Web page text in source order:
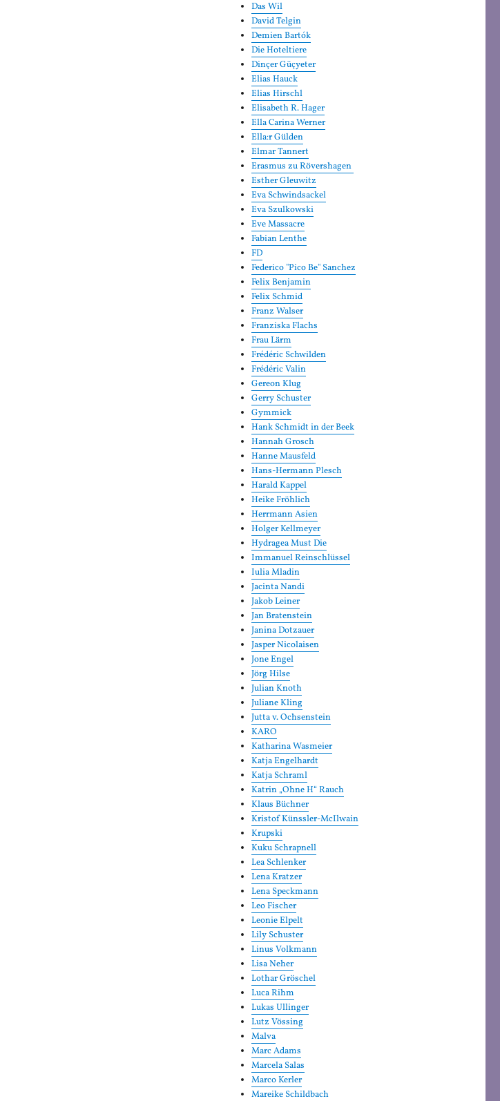
Das Wil
David Telgin
Demien Bartók
Die Hoteltiere
Dinçer Güçyeter
Elias Hauck
Elias Hirschl
Elisabeth R. Hager
Ella Carina Werner
Ella:r Gülden
Elmar Tannert
Erasmus zu Rövershagen
Esther Gleuwitz
Eva Schwindsackel
Eva Szulkowski
Eve Massacre
Fabian Lenthe
FD
Federico "Pico Be" Sanchez
Felix Benjamin
Felix Schmid
Franz Walser
Franziska Flachs
Frau Lärm
Frédéric Schwilden
Frédéric Valin
Gereon Klug
Gerry Schuster
Gymmick
Hank Schmidt in der Beek
Hannah Grosch
Hanne Mausfeld
Hans-Hermann Plesch
Harald Kappel
Heike Fröhlich
Herrmann Asien
Holger Kellmeyer
Hydragea Must Die
Immanuel Reinschlüssel
Iulia Mladin
Jacinta Nandi
Jakob Leiner
Jan Bratenstein
Janina Dotzauer
Jasper Nicolaisen
Jone Engel
Jörg Hilse
Julian Knoth
Juliane Kling
Jutta v. Ochsenstein
KARO
Katharina Wasmeier
Katja Engelhardt
Katja Schraml
Katrin „Ohne H“ Rauch
Klaus Büchner
Kristof Künssler-McIlwain
Krupski
Kuku Schrapnell
Lea Schlenker
Lena Kratzer
Lena Speckmann
Leo Fischer
Leonie Elpelt
Lily Schuster
Linus Volkmann
Lisa Neher
Lothar Gröschel
Luca Rihm
Lukas Ullinger
Lutz Vössing
Malva
Marc Adams
Marcela Salas
Marco Kerler
Mareike Schildbach